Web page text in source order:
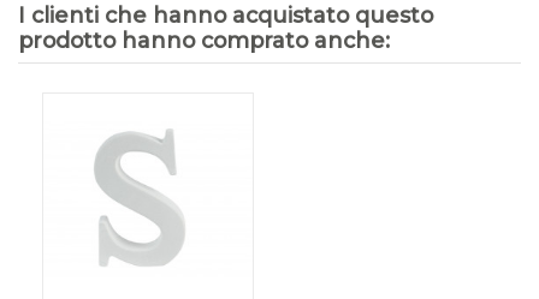
I clienti che hanno acquistato questo
prodotto hanno comprato anche: